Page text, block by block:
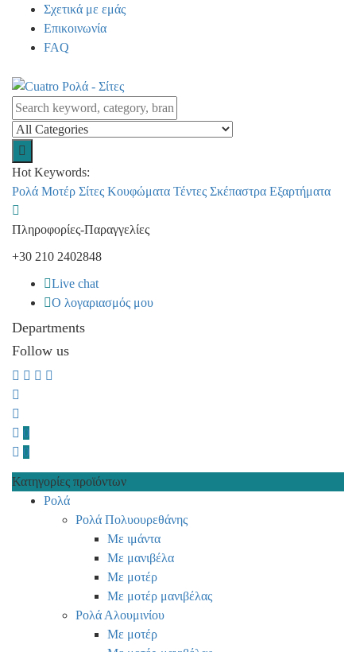
Σχετικά με εμάς
Επικοινωνία
FAQ
Hot Keywords:
Ρολά Μοτέρ Σίτες Κουφώματα Τέντες Σκέπαστρα Εξαρτήματα
Πληροφορίες-Παραγγελίες
+30 210 2402848
Live chat
Ο λογαριασμός μου
Departments
Follow us
0
0
Κατηγορίες προϊόντων
Ρολά
Ρολά Πολυουρεθάνης
Με ιμάντα
Με μανιβέλα
Με μοτέρ
Με μοτέρ μανιβέλας
Ρολά Αλουμινίου
Με μοτέρ